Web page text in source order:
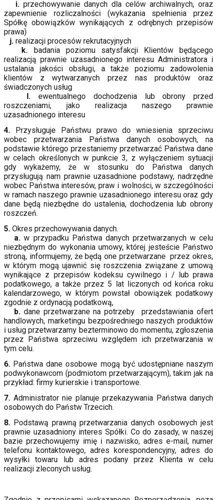
i.przechowywanie danych dla celów archiwalnych, oraz
zapewnienie rozliczalności (wykazania spełnienia przez
Spółkę obowiązków wynikających z odrębnych przepisów
prawa)
j. realizacji procesów rekrutacyjnych
k. badania poziomu satysfakcji Klientów będącego
realizacją prawnie uzasadnionego interesu Administratora i
ustalania jakości obsługi, a także poziomu zadowolenia
klientów z wytwarzanych przez nas produktów oraz
świadczonych usług
l. ewentualnego dochodzenia lub obrony przed
roszczeniami, jako realizacja naszego prawnie
uzasadnionego interesu
4. Przysługuje Państwu prawo do wniesienia sprzeciwu
wobec przetwarzania Państwa danych osobowych, na
podstawie którego przestaniemy przetwarzać Państwa dane
w celach określonych w punkcie 3, z wyłączeniem sytuacji
gdy wykażemy, że w stosunku do Państwa danych
przysługują nam prawnie uzasadnione podstawy, nadrzędne
wobec Państwa interesów, praw i wolności, w szczególności
w ramach naszego prawnie uzasadnionego interesu oraz gdy
dane będą niezbędne do ustalenia, dochodzenia lub obrony
roszczeń.
5. Okres przechowywania danych.
a. w przypadku Państwa danych przetwarzanych w celu
niezbędnym do wykonania umowy, której jesteście Państwo
stroną, informujemy, że będą one przetwarzane przez okres,
w którym mogą ujawnić się roszczenia związane z umową
wynikające z przepisów kodeksu cywilnego i / lub prawa
podatkowego, a także przez 5 lat liczonych od końca roku
kalendarzowego, w którym powstał obowiązek podatkowy
zgodnie z ordynacją podatkową,
b.dane przetwarzane na potrzeby przedstawiania ofert
handlowych, marketingu bezpośredniego naszych produktów
i usług przetwarzamy bezterminowo do momentu, zgłoszenia
przez Państwa sprzeciwu względem ich przetwarzania w
tym celu.
6. Państwa dane osobowe mogą być udostępniane naszym
podwykonawcom (podmiotom przetwarzającym), takim jak na
przykład: firmy kurierskie i transportowe.
7. Administrator nie planuje przekazywania Państwa danych
osobowych do Państw Trzecich.
8. Podstawą prawną przetwarzania danych osobowych jest
prawnie uzasadniony interes Spółki. Co do zasady, w naszej
bazie przechowujemy imię i nazwisko, adres e-mail, numer
telefonu kontaktowego, adres korespondencyjny, adres do
wysyłki towaru lub adres podany przez Klienta w celu
realizacji zleconych usług.